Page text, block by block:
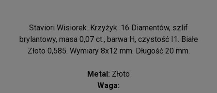
Staviori Wisiorek. Krzyżyk. 16 Diamentów, szlif
brylantowy, masa 0,07 ct., barwa H, czystość I1. Białe
Złoto 0,585. Wymiary 8x12 mm. Długość 20 mm.
Metal: Złoto
Waga: